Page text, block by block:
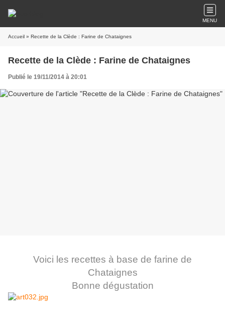
MENU
Accueil » Recette de la Clède : Farine de Chataignes
Recette de la Clède : Farine de Chataignes
Publié le 19/11/2014 à 20:01
Voici les recettes à base de farine de
Chataignes
Bonne dégustation